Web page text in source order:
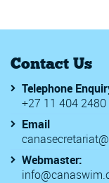
Contact Us
Telephone
+27 11 404
Email
Webmaster: